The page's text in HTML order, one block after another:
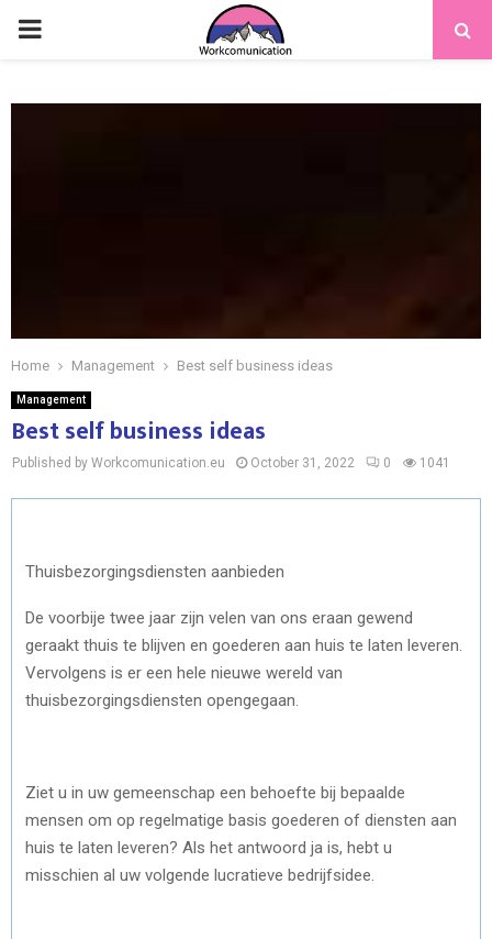
PRIMARY
Home Management Best self business ideas
Management
Best self business ideas
Published by Workcomunication.eu October 31, 2022 0 1041
Thuisbezorgingsdiensten aanbieden
De voorbije twee jaar zijn velen van ons eraan gewend
geraakt thuis te blijven en goederen aan huis te laten leveren.
Vervolgens is er een hele nieuwe wereld van
thuisbezorgingsdiensten opengegaan.
Ziet u in uw gemeenschap een behoefte bij bepaalde
mensen om op regelmatige basis goederen of diensten aan
huis te laten leveren? Als het antwoord ja is, hebt u
misschien al uw volgende lucratieve bedrijfsidee.